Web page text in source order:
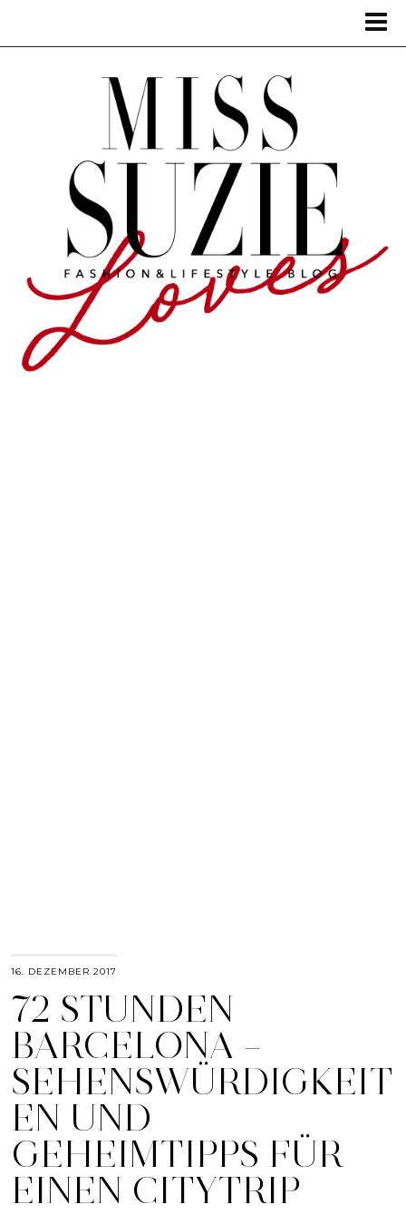
16. DEZEMBER 2017
72 STUNDEN
BARCELONA –
SEHENSWÜRDIGKEIT
EN UND
GEHEIMTIPPS FÜR
EINEN CITYTRIP